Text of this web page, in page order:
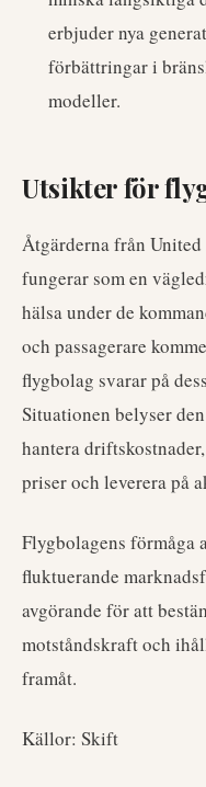
erbjuder nya
förbättringar i
modeller.
Utsikter för
Åtgärderna från
fungerar som en
hälsa under de
och passagerare
flygbolag svarar på
Situationen belyser
hantera
priser och leverera på
Flygbolagens förmåga
fluktuerande
avgörande för att
motståndskraft och
framåt.
Källor: Skift